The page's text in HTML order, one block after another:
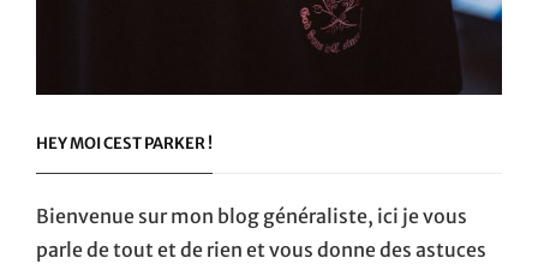
HEY MOI CEST PARKER !
Bienvenue sur mon blog généraliste, ici je vous
parle de tout et de rien et vous donne des astuces